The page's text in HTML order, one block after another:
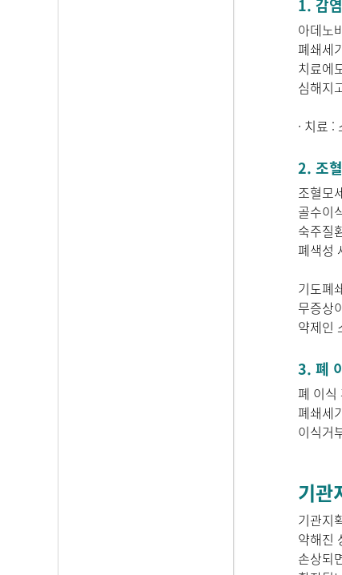
1. 감
아데노
폐쇄세
치료에
심해지
· 치료
2. 조
조혈모
골수이
숙주질
폐색성
기도폐
무증상
약제인
3. 폐
폐 이식
폐쇄세
이식거
기
기관지
약해진
손상되